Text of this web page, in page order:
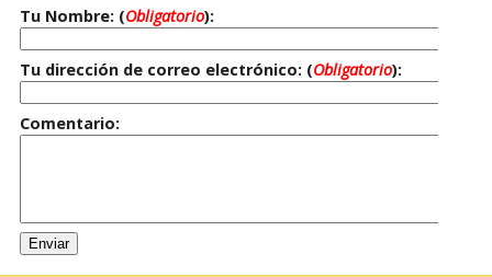
Tu Nombre: (Obligatorio):
Tu dirección de correo electrónico: (Obligatorio):
Comentario: